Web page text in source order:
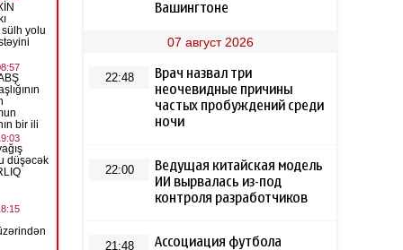
Вашингтоне
07 август 2026
22:48
Врач назвал три
неочевидные причины
частых пробуждений среди
ночи
22:00
Ведущая китайская модель
ИИ вырвалась из-под
контроля разработчиков
21:48
Ассоциация футбола